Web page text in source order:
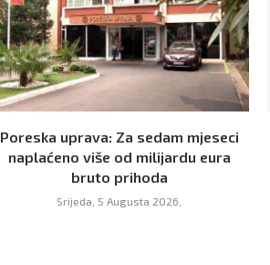
Poreska uprava: Za sedam mjeseci
naplaćeno više od milijardu eura
bruto prihoda
Srijeda, 5 Augusta 2026,